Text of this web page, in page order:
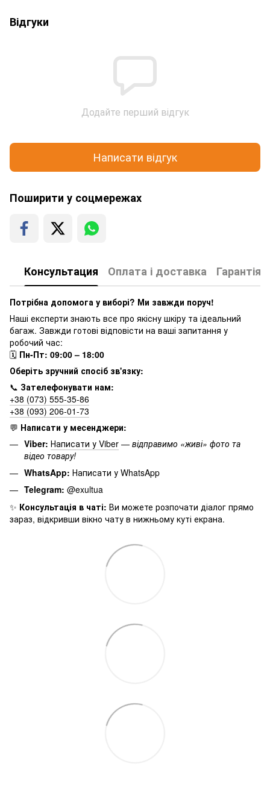
Відгуки
Додайте перший відгук
Написати відгук
Поширити у соцмережах
Консультация Оплата і доставка Гарантія
Потрібна допомога у виборі? Ми завжди поруч!
Наші експерти знають все про якісну шкіру та ідеальний
багаж. Завжди готові відповісти на ваші запитання у
робочий час:
🗓 Пн-Пт: 09:00 – 18:00
Оберіть зручний спосіб зв'язку:
📞 Зателефонувати нам:
+38 (073) 555-35-86
+38 (093) 206-01-73
💬 Написати у месенджери:
Viber: Написати у Viber — відправимо «живі» фото та
відео товару!
WhatsApp: Написати у WhatsApp
Telegram: @exultua
✨ Консультація в чаті: Ви можете розпочати діалог прямо
зараз, відкривши вікно чату в нижньому куті екрана.